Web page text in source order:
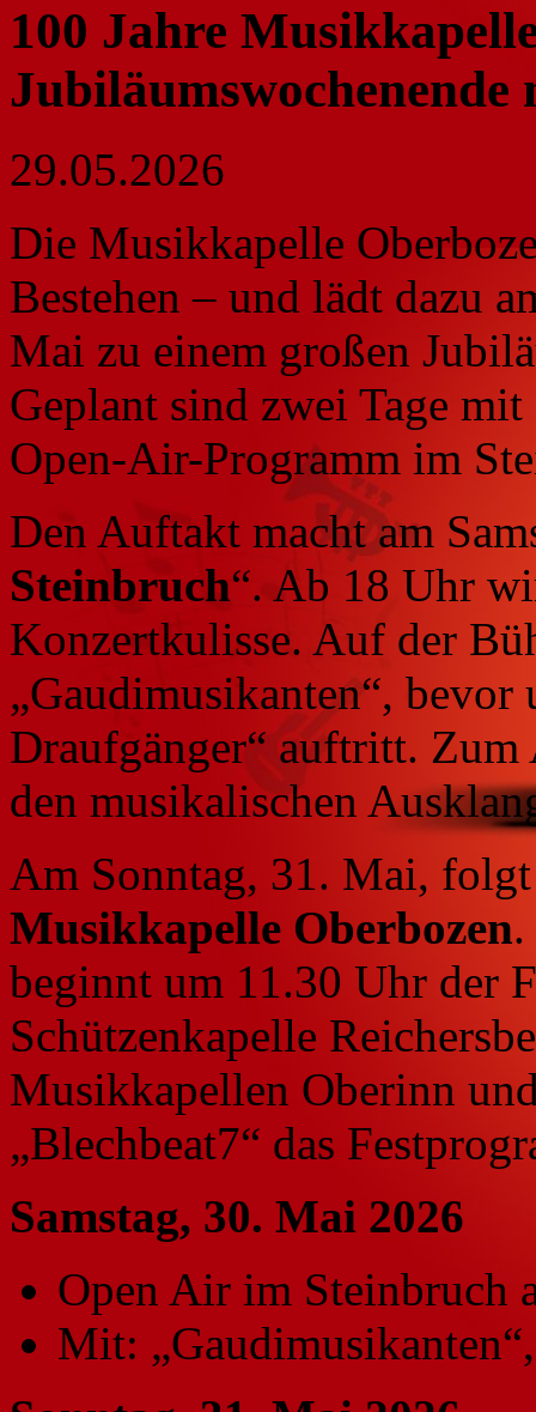
100 Jahre
29.05.2026
Die Musikkapelle
Bestehen – und lädt dazu
Mai zu einem großen
Geplant sind zwei Tage
Open-Air-Programm im
Den Auftakt macht am
Steinbruch“. Ab 18 Uhr
Konzertkulisse. Auf der
„Gaudimusikanten“,
Draufgänger“ auftritt.
den musikalischen
Am Sonntag, 31. Mai,
Musikkapelle Oberbozen
beginnt um 11.30 Uhr der
Schützenkapelle
Musikkapellen Oberinn
„Blechbeat7“ das
Samstag, 30. Mai 2026
Open Air im Steinbruch
Mit: